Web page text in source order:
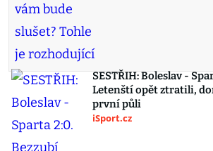
SESTŘIH: Boleslav -
Letenští opět ztratili,
první půli
iSport.cz